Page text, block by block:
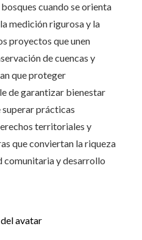
cuando se orienta
medición rigurosa y la
proyectos que unen
de cuencas y
que proteger
de garantizar bienestar
superar prácticas
territoriales y
que conviertan la riqueza
comunitaria y desarrollo